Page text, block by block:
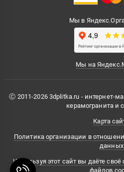
Мы в
Мы на
Ⓒ 2011-2026 3dplitka.ru - интернет-
керамогранита и
Карта
Политика организации в
данных
Используя этот сайт вы даёте
файлов